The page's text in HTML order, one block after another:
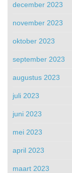
december 2023
november 2023
oktober 2023
september 2023
augustus 2023
juli 2023
juni 2023
mei 2023
april 2023
maart 2023